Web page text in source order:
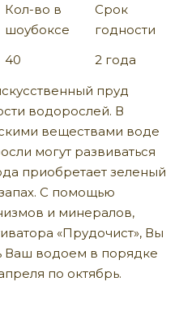
Кол-во в
шоубоксе
Срок
годности
40
2 года
пруд
водорослей. В
веществами воде
могут развиваться
приобретает зеленый
С помощью
и минералов,
«Прудочист», Вы
Ваш водоем в порядке
по октябрь.